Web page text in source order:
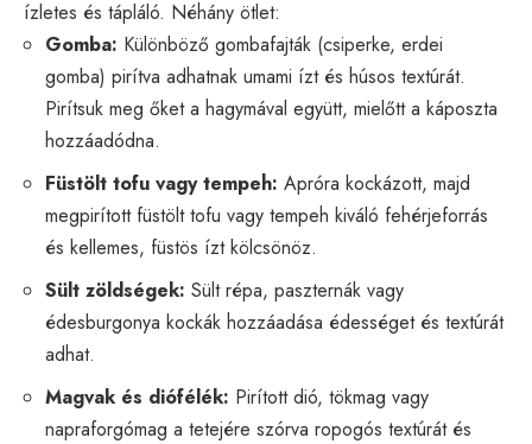
ízletes és tápláló. Néhány ötlet:
Gomba: Különböző gombafajták (csiperke, erdei
gomba) pirítva adhatnak umami ízt és húsos textúrát.
Pirítsuk meg őket a hagymával együtt, mielőtt a káposzta
hozzáadódna.
Füstölt tofu vagy tempeh: Apróra kockázott, majd
megpirított füstölt tofu vagy tempeh kiváló fehérjeforrás
és kellemes, füstös ízt kölcsönöz.
Sült zöldségek: Sült répa, paszternák vagy
édesburgonya kockák hozzáadása édességet és textúrát
adhat.
Magvak és diófélék: Pirított dió, tökmag vagy
napraforgómag a tetejére szórva ropogós textúrát és